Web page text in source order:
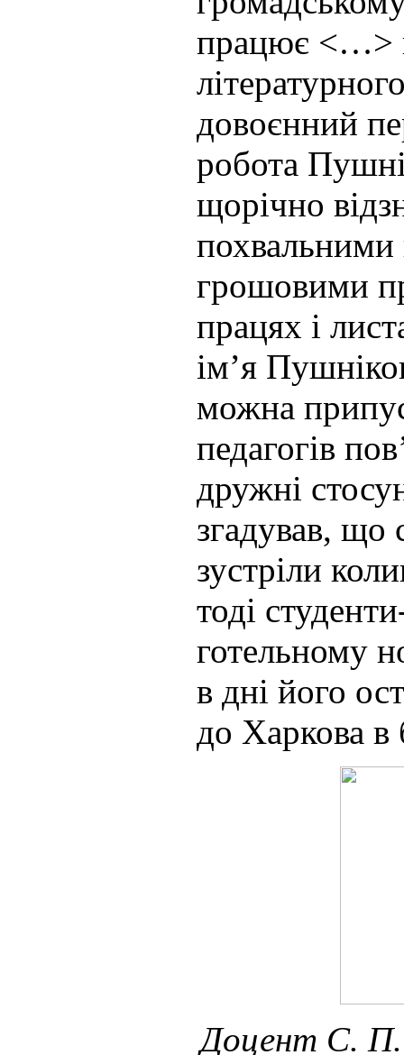
працює <…>
довоєнний
робота
щорічно
похвальними
грошовими
працях і
ім’я
можна
педагогів
дружні
згадував, що
зустріли
тоді
готельному
в дні його
до Харкова в
Доцент С.